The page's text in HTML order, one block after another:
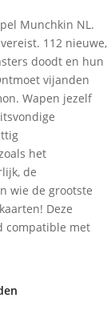
Munchkin NL.
112 nieuwe,
doodt en hun
vijanden
Wapen jezelf
het
de
wie de grootste
Deze
compatible met